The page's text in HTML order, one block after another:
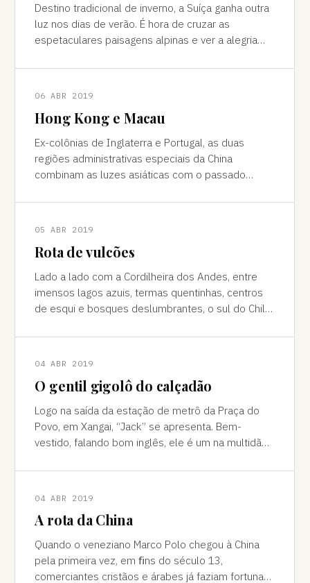
Destino tradicional de inverno, a Suíça ganha outra
luz nos dias de verão. É hora de cruzar as
espetaculares paisagens alpinas e ver a alegria
06 ABR 2019
Hong Kong e Macau
Ex-colônias de Inglaterra e Portugal, as duas
regiões administrativas especiais da China
combinam as luzes asiáticas com o passado
05 ABR 2019
Rota de vulcões
Lado a lado com a Cordilheira dos Andes, entre
imensos lagos azuis, termas quentinhas, centros
de esqui e bosques deslumbrantes, o sul do Chile
04 ABR 2019
O gentil gigolô do calçadão
Logo na saída da estação de metrô da Praça do
Povo, em Xangai, “Jack” se apresenta. Bem-
vestido, falando bom inglês, ele é um na multidão
04 ABR 2019
A rota da China
Quando o veneziano Marco Polo chegou à China
pela primeira vez, em ﬁns do século 13,
comerciantes cristãos e árabes já faziam fortuna